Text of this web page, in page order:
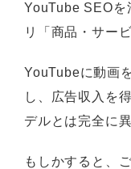
YouTube SEOを
リ「商品・サー
YouTubeに動画
し、広告収入を
デルとは完全に
もしかすると、